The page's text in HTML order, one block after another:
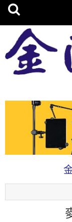
金
舞台音響/混